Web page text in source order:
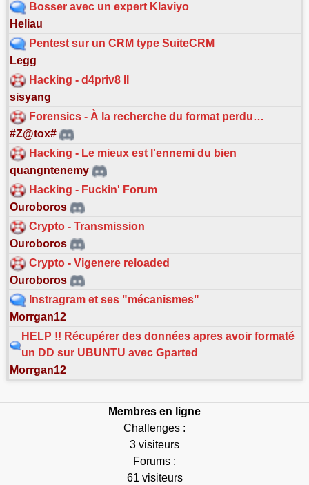
Bosser avec un expert Klaviyo
Heliau
Pentest sur un CRM type SuiteCRM
Legg
Hacking - d4priv8 II
sisyang
Forensics - À la recherche du format perdu…
#Z@tox#
Hacking - Le mieux est l'ennemi du bien
quangntenemy
Hacking - Fuckin' Forum
Ouroboros
Crypto - Transmission
Ouroboros
Crypto - Vigenere reloaded
Ouroboros
Instragram et ses "mécanismes"
Morrgan12
HELP !! Récupérer des données apres avoir formaté
un DD sur UBUNTU avec Gparted
Morrgan12
Membres en ligne
Challenges :
3 visiteurs
Forums :
61 visiteurs